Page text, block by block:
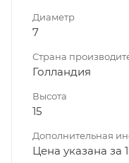
Диаметр
7
Страна
Голландия
Высота
15
Дополнительная
Цена указана за